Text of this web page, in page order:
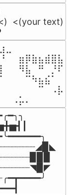
<(your text)